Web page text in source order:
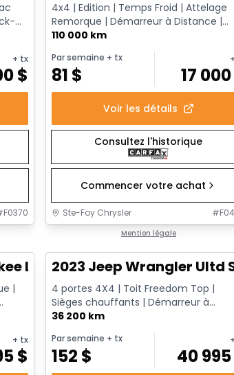
+ tx
$
F0370
4x4 | Edition | Temps Froid | Attelage
Remorque | Démarreur à Distance |
Apple CarPlay | Android Aut...
110 000 km
Par semaine + tx
81 $ 17 000
Voir les détails
Consultez l'historique
Commencer votre achat
Ste-Foy Chrysler #
Mention légale
L Summit
|
+ tx
$
Très bonne offre
2023 Jeep Wrangler Ultd
4 portes 4X4 | Toit Freedom Top |
Sièges chauffants | Démarreur à
distance | Caméra | Apple CarPlay ...
36 200 km
Par semaine + tx
152 $ 40 995